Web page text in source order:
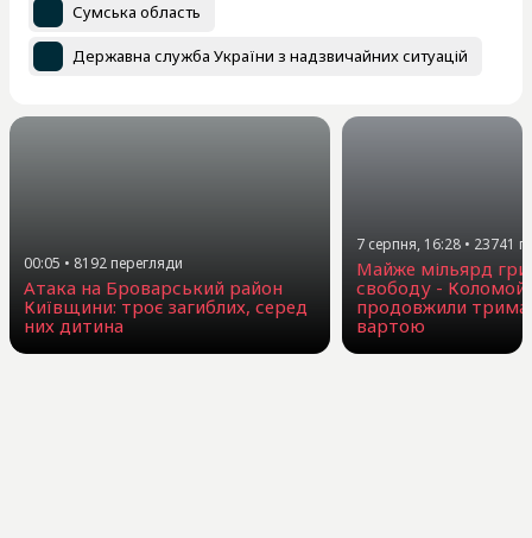
Сумська область
Державна служба України з надзвичайних ситуацій
00:05 • 8192 перегляди
Атака на Броварський район
Київщини: троє загиблих, серед
них дитина
7 серпня, 16:28 • 23741
Майже мільярд
свободу -
продовжили
вартою